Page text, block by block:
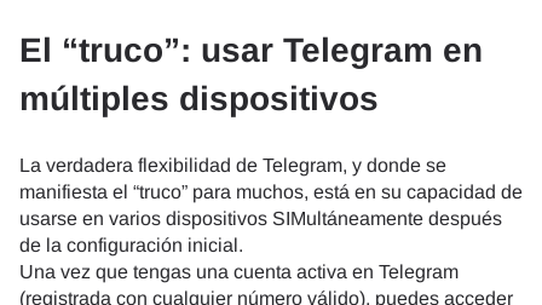
El “truco”: usar Telegram en
múltiples dispositivos
La verdadera flexibilidad de Telegram, y donde se
manifiesta el “truco” para muchos, está en su capacidad de
usarse en varios dispositivos SIMultáneamente después
de la configuración inicial.
Una vez que tengas una cuenta activa en Telegram
(registrada con cualquier número válido), puedes acceder